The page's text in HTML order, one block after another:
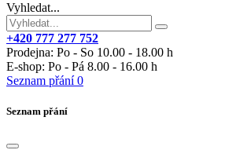
Vyhledat...
+420 777 277 752
Prodejna: Po - So 10.00 - 18.00 h
E-shop: Po - Pá 8.00 - 16.00 h
Seznam přání 0
Seznam přání